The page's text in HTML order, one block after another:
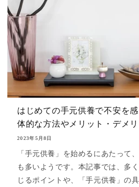
はじめての手元供養で不安を
体的な方法やメリット・デメ
2023年5月8日
「手元供養」を始めるにあたって
も多いようです。本記事では、多
じるポイントや、「手元供養」の